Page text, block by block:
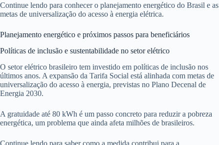
Continue lendo para conhecer o planejamento energético do Brasil e as
metas de universalização do acesso à energia elétrica.
Planejamento energético e próximos passos para beneficiários
Políticas de inclusão e sustentabilidade no setor elétrico
O setor elétrico brasileiro tem investido em políticas de inclusão nos
últimos anos. A expansão da Tarifa Social está alinhada com metas de
universalização do acesso à energia, previstas no Plano Decenal de
Energia 2030.
A gratuidade até 80 kWh é um passo concreto para reduzir a pobreza
energética, um problema que ainda afeta milhões de brasileiros.
Continue lendo para saber como a medida contribui para a